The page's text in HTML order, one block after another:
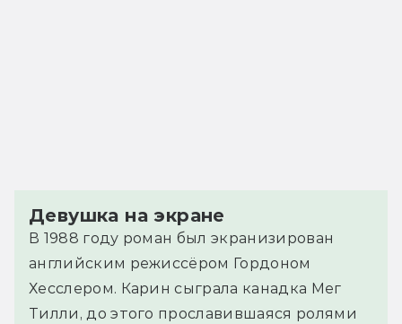
Девушка на экране
В 1988 году роман был экранизирован
английским режиссёром Гордоном
Хесслером. Карин сыграла канадка Мег
Тилли, до этого прославившаяся ролями